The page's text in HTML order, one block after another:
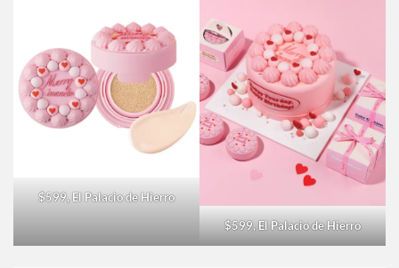
$599, El Palacio de Hierro
$599, El Palacio de Hierro